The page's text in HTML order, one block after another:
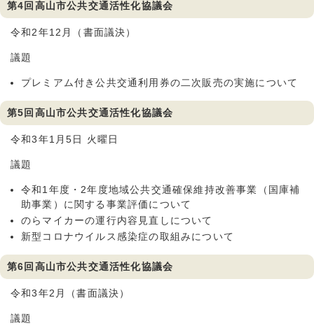
第4回高山市公共交通活性化協議会
令和2年12月（書面議決）
議題
プレミアム付き公共交通利用券の二次販売の実施について
第5回高山市公共交通活性化協議会
令和3年1月5日 火曜日
議題
令和1年度・2年度地域公共交通確保維持改善事業（国庫補
助事業）に関する事業評価について
のらマイカーの運行内容見直しについて
新型コロナウイルス感染症の取組みについて
第6回高山市公共交通活性化協議会
令和3年2月（書面議決）
議題